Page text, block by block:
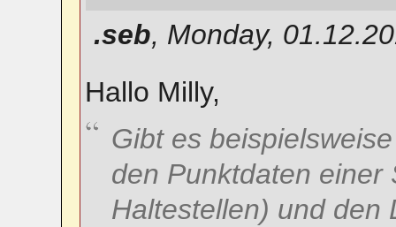
.seb, Monday,
Hallo Milly,
Gibt es
den Punktdaten einer
Haltestellen) und den